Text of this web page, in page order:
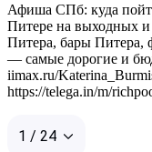
Афиша СПб: куда
Питере на выходных и
Питера, бары Питера,
— самые дорогие и
iimax.ru/
https://telega.in/m/
1 / 24